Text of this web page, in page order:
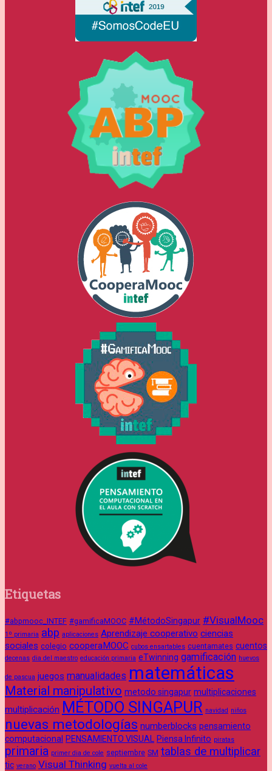
Etiquetas
#abpmooc_INTEF #gamificaMOOC #MétodoSingapur #VisualMooc
1º primaria abp aplicaciones Aprendizaje cooperativo ciencias
sociales colegio cooperaMOOC cubos ensartables cuentamates cuentos
decenas dia del maestro educación primaria eTwinning gamificación huevos
de pascua juegos manualidades matemáticas
Material manipulativo metodo singapur multiplicaciones
multiplicación MÉTODO SINGAPUR navidad niños
nuevas metodologías numberblocks pensamiento
computacional
PENSAMIENTO VISUAL Piensa Infinito piratas
primaria primer dia de cole septiembre SM tablas de multiplicar
tic verano Visual Thinking vuelta al cole